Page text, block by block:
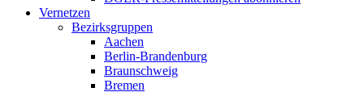
Vernetzen
Bezirksgruppen
Aachen
Berlin-Brandenburg
Braunschweig
Bremen